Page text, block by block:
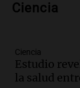
Episodios
Audio.
Ciencia
Ciencia
Estudio
la salud